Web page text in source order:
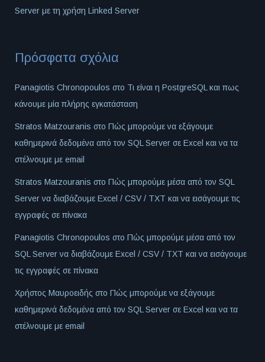
Server με τη χρήση Linked Server
Πρόσφατα σχόλια
Panagiotis Chronopoulos στο Τι είναι η PostgreSQL και πως
κάνουμε μία πλήρης εγκατάσταση
Stratos Matzouranis στο Πώς μπορούμε να εξάγουμε
καθημερινά δεδομένα από τον SQL Server σε Excel και να τα
στέλνουμε με email
Stratos Matzouranis στο Πώς μπορούμε μέσα από τον SQL
Server να διαβάζουμε Excel / CSV / TXT και να εισάγουμε τις
εγγραφές σε πίνακα
Panagiotis Chronopoulos στο Πώς μπορούμε μέσα από τον
SQL Server να διαβάζουμε Excel / CSV / TXT και να εισάγουμε
τις εγγραφές σε πίνακα
Χρήστος Μαυροειδής στο Πώς μπορούμε να εξάγουμε
καθημερινά δεδομένα από τον SQL Server σε Excel και να τα
στέλνουμε με email